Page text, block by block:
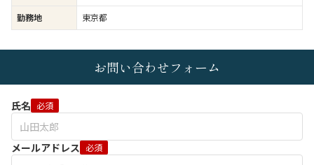
勤務地
東京都
お問い合わせフォーム
氏名 必須
メールアドレス 必須